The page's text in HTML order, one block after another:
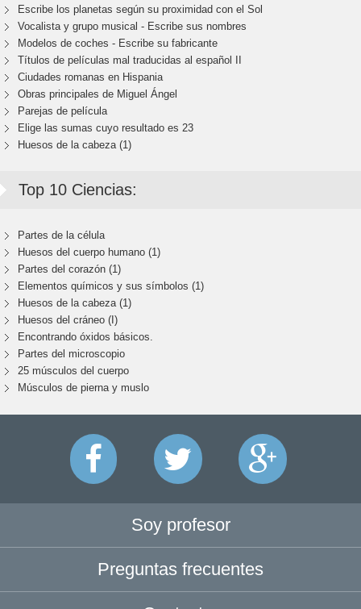
Escribe los planetas según su proximidad con el Sol
Vocalista y grupo musical - Escribe sus nombres
Modelos de coches - Escribe su fabricante
Títulos de películas mal traducidas al español II
Ciudades romanas en Hispania
Obras principales de Miguel Ángel
Parejas de película
Elige las sumas cuyo resultado es 23
Huesos de la cabeza (1)
Top 10 Ciencias:
Partes de la célula
Huesos del cuerpo humano (1)
Partes del corazón (1)
Elementos químicos y sus símbolos (1)
Huesos de la cabeza (1)
Huesos del cráneo (I)
Encontrando óxidos básicos.
Partes del microscopio
25 músculos del cuerpo
Músculos de pierna y muslo
Soy profesor
Preguntas frecuentes